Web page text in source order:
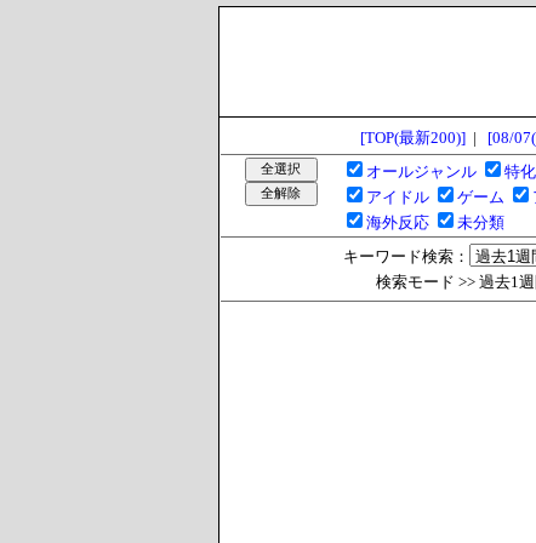
[TOP(最新200)]| [08/
オールジャンル
特
アイドル
ゲーム
海外反応
未分類
キーワード検索：
検索モード >> 過去1